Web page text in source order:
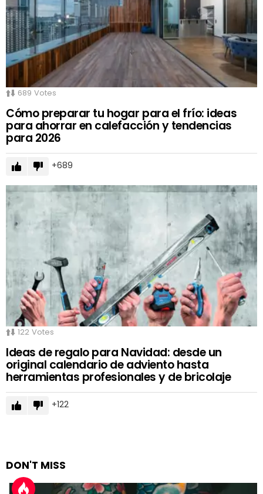
689 Votes
Cómo preparar tu hogar para el frío: ideas
para ahorrar en calefacción y tendencias
para 2026
689
122 Votes
Ideas de regalo para Navidad: desde un
original calendario de adviento hasta
herramientas profesionales y de bricolaje
122
DON'T MISS